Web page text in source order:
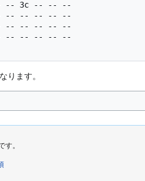
3c -- -- --
-- -- -- -- --
-- -- -- -- --
-- -- -- -- --
ります。
す。